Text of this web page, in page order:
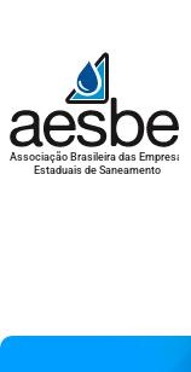
Associação Brasileira das Empresas
Estaduais de Saneamento